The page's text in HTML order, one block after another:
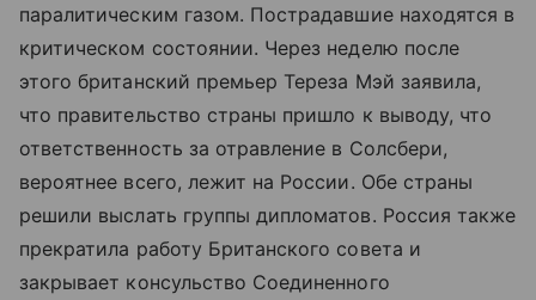
паралитическим газом. Пострадавшие находятся в
критическом состоянии. Через неделю после
этого британский премьер Тереза Мэй заявила,
что правительство страны пришло к выводу, что
ответственность за отравление в Солсбери,
вероятнее всего, лежит на России. Обе страны
решили выслать группы дипломатов. Россия также
прекратила работу Британского совета и
закрывает консульство Соединенного